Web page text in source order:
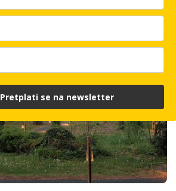
Pretplati se na newsletter